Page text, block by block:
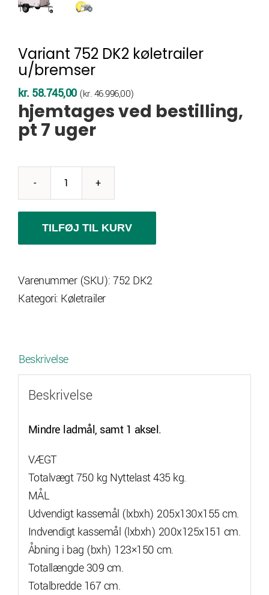
Variant 752 DK2 køletrailer
u/bremser
kr. 58.745,00 (kr.46.996,00)
hjemtages ved bestilling,
pt 7 uger
Variant
752
DK2
køletrailer
antal
TILFØJ TIL KURV
Varenummer (SKU):752 DK2
Kategori: Køletrailer
Beskrivelse
Beskrivelse
Mindre ladmål, samt 1 aksel.
VÆGT
Totalvægt 750 kg Nyttelast 435 kg.
MÅL
Udvendigt kassemål (lxbxh) 205x130x155 cm.
Indvendigt kassemål (lxbxh) 200x125x151 cm.
Åbning i bag (bxh) 123×150 cm.
Totallængde 309 cm.
Totalbredde 167 cm.